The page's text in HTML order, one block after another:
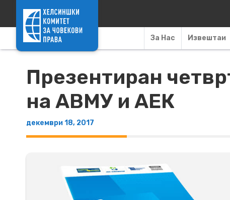
За Нас Извештаи
Презентиран
на АВМУ и АЕК
декември 18, 2017